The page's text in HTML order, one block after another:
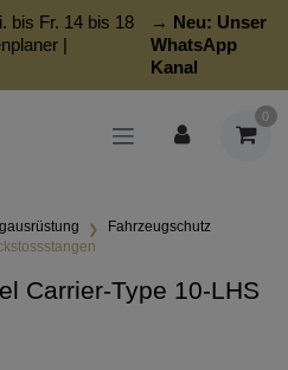
bis Fr. 14 bis 18
|
→ Neu: Unser
WhatsApp
Kanal
0
Fahrzeugschutz
Carrier-Type 10-LHS